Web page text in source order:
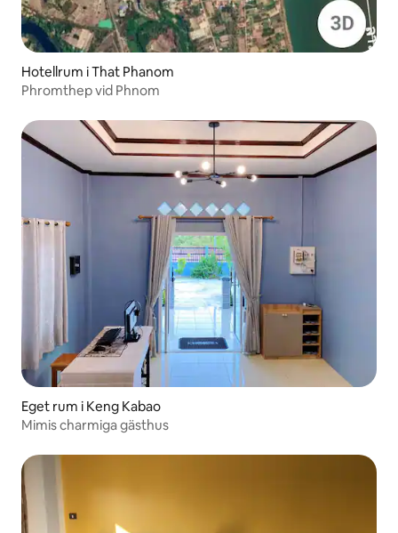
Hotellrum i That Phanom
Phromthep vid Phnom
Eget rum i Keng Kabao
Mimis charmiga gästhus